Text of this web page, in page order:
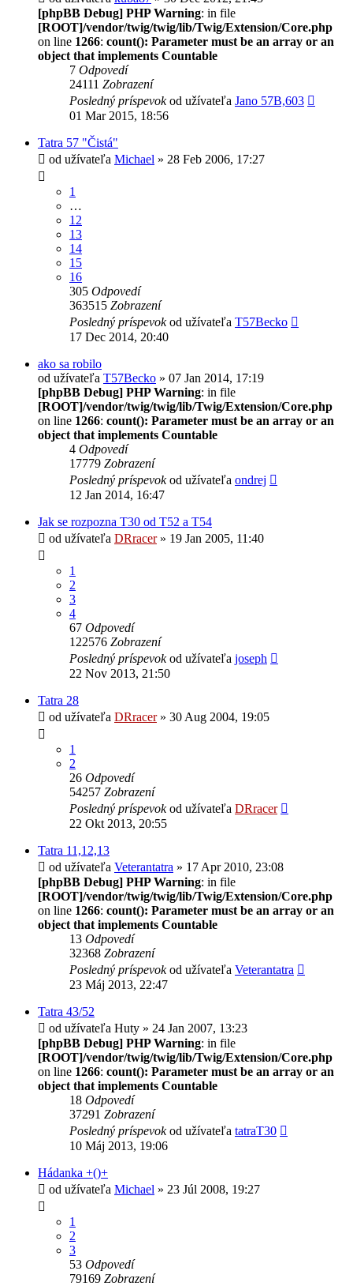
[phpBB Debug] PHP Warning: in file
[ROOT]/vendor/twig/twig/lib/Twig/Extension/Core.php
on line 1266: count(): Parameter must be an array or an
object that implements Countable
7 Odpovedí
24111 Zobrazení
Posledný príspevokod užívateľa Jano 57B,603
01 Mar 2015, 18:56
Tatra 57 "Čistá"
od užívateľa Michael » 28 Feb 2006, 17:27
1
…
12
13
14
15
16
305 Odpovedí
363515 Zobrazení
Posledný príspevokod užívateľa T57Becko
17 Dec 2014, 20:40
ako sa robilo
od užívateľa T57Becko » 07 Jan 2014, 17:19
[phpBB Debug] PHP Warning: in file
[ROOT]/vendor/twig/twig/lib/Twig/Extension/Core.php
on line 1266: count(): Parameter must be an array or an
object that implements Countable
4 Odpovedí
17779 Zobrazení
Posledný príspevokod užívateľa ondrej
12 Jan 2014, 16:47
Jak se rozpozna T30 od T52 a T54
od užívateľa DRracer» 19 Jan 2005, 11:40
1
2
3
4
67 Odpovedí
122576 Zobrazení
Posledný príspevokod užívateľa joseph
22 Nov 2013, 21:50
Tatra 28
od užívateľa DRracer» 30 Aug 2004, 19:05
1
2
26 Odpovedí
54257 Zobrazení
Posledný príspevokod užívateľa DRracer
22 Okt 2013, 20:55
Tatra 11,12,13
od užívateľa Veterantatra » 17 Apr 2010, 23:08
[phpBB Debug] PHP Warning: in file
[ROOT]/vendor/twig/twig/lib/Twig/Extension/Core.php
on line 1266: count(): Parameter must be an array or an
object that implements Countable
13 Odpovedí
32368 Zobrazení
Posledný príspevokod užívateľa Veterantatra
23 Máj 2013, 22:47
Tatra 43/52
od užívateľa Huty » 24 Jan 2007, 13:23
[phpBB Debug] PHP Warning: in file
[ROOT]/vendor/twig/twig/lib/Twig/Extension/Core.php
on line 1266: count(): Parameter must be an array or an
object that implements Countable
18 Odpovedí
37291 Zobrazení
Posledný príspevokod užívateľa tatraT30
10 Máj 2013, 19:06
Hádanka +()+
od užívateľa Michael » 23 Júl 2008, 19:27
1
2
3
53 Odpovedí
79169 Zobrazení